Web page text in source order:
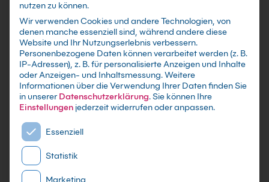
XML Grundkurs
mit Zertifikat als Live Online Training,
Präsenzseminar in IT-Schulungszentren sowie
maßgeschneiderte Firmen- oder Inhouse-
Schulung für dein Team - Lerne und erweitere
dein XML Wissen
nutzen zu können.
Wir verwenden Cookies und andere Technologien, von
denen manche essenziell sind, während andere diese
Website und Ihr Nutzungserlebnis verbessern.
Personenbezogene Daten können verarbeitet werden (z. B.
IP-Adressen), z. B. für personalisierte Anzeigen und Inhalte
oder Anzeigen- und Inhaltsmessung.Weitere
Informationen über die Verwendung Ihrer Daten finden Sie
in unserer Datenschutzerklärung.Sie können Ihre
Einstellungen jederzeit widerrufen oder anpassen.
Es folgt eine Liste der Service-Gruppen, für die eine
Essenziell
Statistik
Marketing